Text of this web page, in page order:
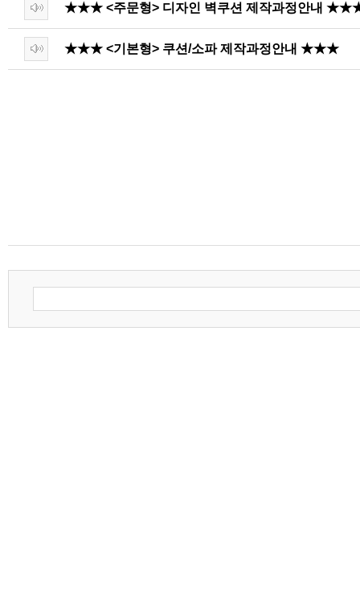
★★★ <주문형> 디자인 벽쿠션 제작과정안내
★★★ <기본형> 쿠션/소파 제작과정안내 ★★★